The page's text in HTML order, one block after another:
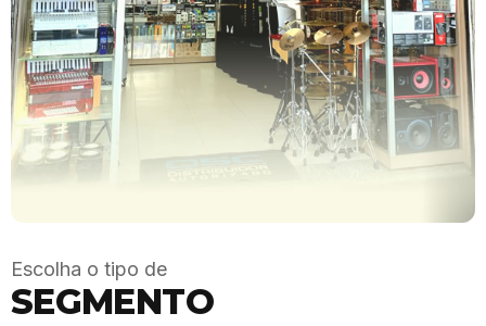
Escolha o tipo de
SEGMENTO